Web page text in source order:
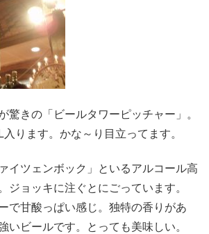
驚きの「ビールタワーピッチャー」。
ります。かな～り目立ってます。
イツェンボック」といるアルコール高
ジョッキに注ぐとにごっています。
で甘酸っぱい感じ。独特の香りがあ
いビールです。とっても美味しい。